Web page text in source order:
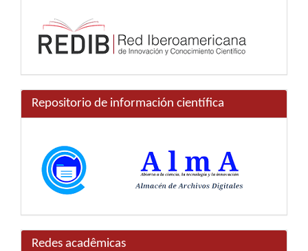
Repositorio de información científica
Redes acadêmicas